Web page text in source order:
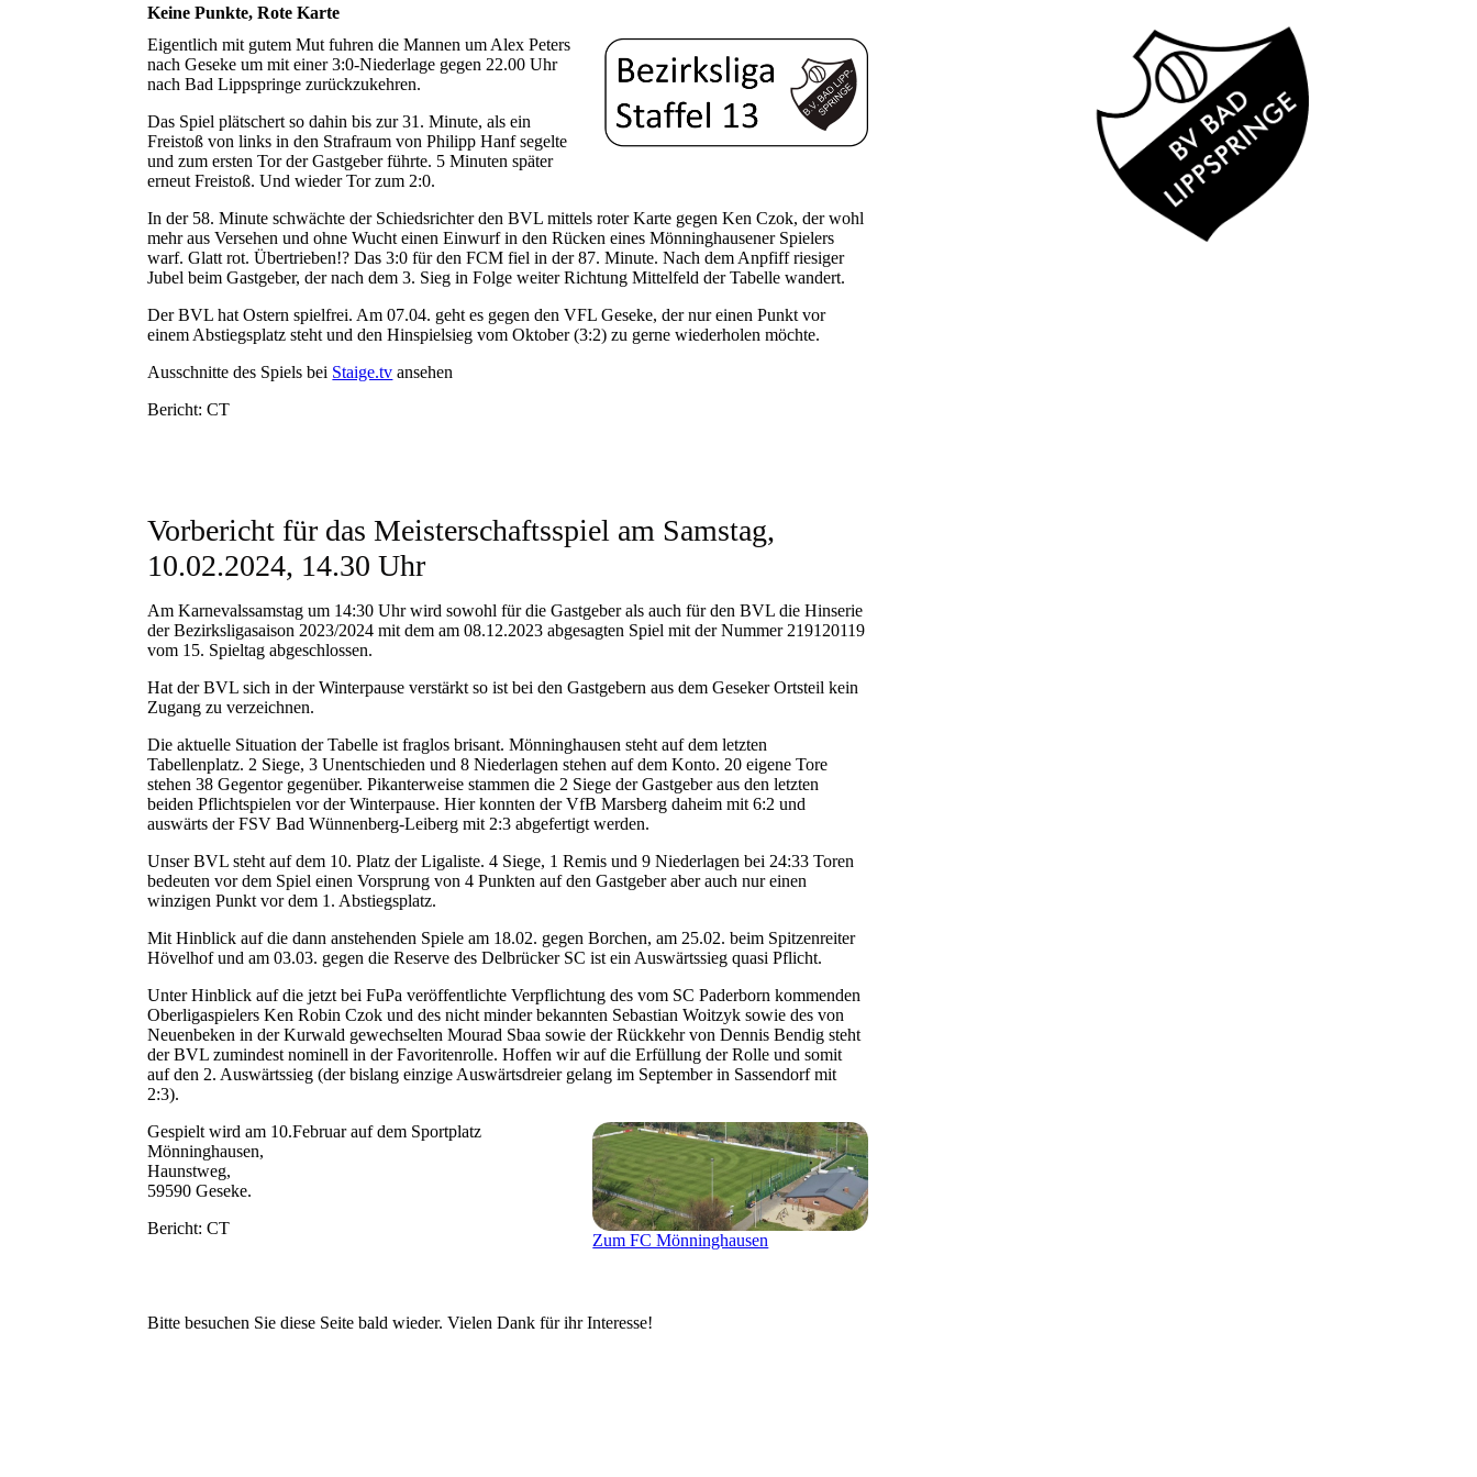
Keine Punkte, Rote Karte
Eigentlich mit gutem Mut fuhren die Mannen um Alex Peters
nach Geseke um mit einer 3:0-Niederlage gegen 22.00 Uhr
nach Bad Lippspringe zurückzukehren.
Das Spiel plätschert so dahin bis zur 31. Minute, als ein
Freistoß von links in den Strafraum von Philipp Hanf segelte
und zum ersten Tor der Gastgeber führte. 5 Minuten später
erneut Freistoß. Und wieder Tor zum 2:0.
In der 58. Minute schwächte der Schiedsrichter den BVL mittels roter Karte gegen Ken Czok, der wohl
mehr aus Versehen und ohne Wucht einen Einwurf in den Rücken eines Mönninghausener Spielers
warf. Glatt rot. Übertrieben!? Das 3:0 für den FCM fiel in der 87. Minute. Nach dem Anpfiff riesiger
Jubel beim Gastgeber, der nach dem 3. Sieg in Folge weiter Richtung Mittelfeld der Tabelle wandert.
Der BVL hat Ostern spielfrei. Am 07.04. geht es gegen den VFL Geseke, der nur einen Punkt vor
einem Abstiegsplatz steht und den Hinspielsieg vom Oktober (3:2) zu gerne wiederholen möchte.
Ausschnitte des Spiels bei Staige.tv ansehen
Bericht: CT
Vorbericht für das Meisterschaftsspiel am Samstag,
10.02.2024, 14.30 Uhr
Am Karnevalssamstag um 14:30 Uhr wird sowohl für die Gastgeber als auch für den BVL die Hinserie
der Bezirksligasaison 2023/2024 mit dem am 08.12.2023 abgesagten Spiel mit der Nummer 219120119
vom 15. Spieltag abgeschlossen.
Hat der BVL sich in der Winterpause verstärkt so ist bei den Gastgebern aus dem Geseker Ortsteil kein
Zugang zu verzeichnen.
Die aktuelle Situation der Tabelle ist fraglos brisant. Mönninghausen steht auf dem letzten
Tabellenplatz. 2 Siege, 3 Unentschieden und 8 Niederlagen stehen auf dem Konto. 20 eigene Tore
stehen 38 Gegentor gegenüber. Pikanterweise stammen die 2 Siege der Gastgeber aus den letzten
beiden Pflichtspielen vor der Winterpause. Hier konnten der VfB Marsberg daheim mit 6:2 und
auswärts der FSV Bad Wünnenberg-Leiberg mit 2:3 abgefertigt werden.
Unser BVL steht auf dem 10. Platz der Ligaliste. 4 Siege, 1 Remis und 9 Niederlagen bei 24:33 Toren
bedeuten vor dem Spiel einen Vorsprung von 4 Punkten auf den Gastgeber aber auch nur einen
winzigen Punkt vor dem 1. Abstiegsplatz.
Mit Hinblick auf die dann anstehenden Spiele am 18.02. gegen Borchen, am 25.02. beim Spitzenreiter
Hövelhof und am 03.03. gegen die Reserve des Delbrücker SC ist ein Auswärtssieg quasi Pflicht.
Unter Hinblick auf die jetzt bei FuPa veröffentlichte Verpflichtung des vom SC Paderborn kommenden
Oberligaspielers Ken Robin Czok und des nicht minder bekannten Sebastian Woitzyk sowie des von
Neuenbeken in der Kurwald gewechselten Mourad Sbaa sowie der Rückkehr von Dennis Bendig steht
der BVL zumindest nominell in der Favoritenrolle. Hoffen wir auf die Erfüllung der Rolle und somit
auf den 2. Auswärtssieg (der bislang einzige Auswärtsdreier gelang im September in Sassendorf mit
2:3).
Zum FC Mönninghausen
Gespielt wird am 10.Februar auf dem Sportplatz
Mönninghausen,
Haunstweg,
59590 Geseke.
Bericht: CT
Bitte besuchen Sie diese Seite bald wieder. Vielen Dank für ihr Interesse!